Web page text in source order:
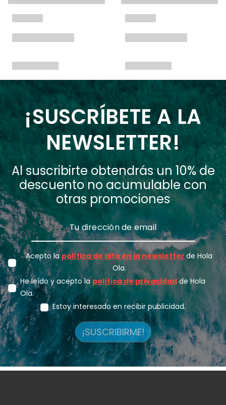
¡SUSCRÍBETE A LA
NEWSLETTER!
Al suscribirte obtendrás un 10% de
descuento no acumulable con
otras promociones
Acepto lapolítica de alta en la newsletter de Hola
Ola.
He leído y acepto lapolítica de privacidadde Hola
Ola.
Estoy interesado en recibir publicidad.
¡SUSCRIBIRME!